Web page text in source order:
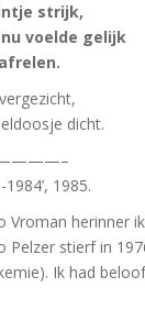
strijk,
voelde gelijk
dicht.
1985.
Vroman herinner
Pelzer stierf in
Ik had